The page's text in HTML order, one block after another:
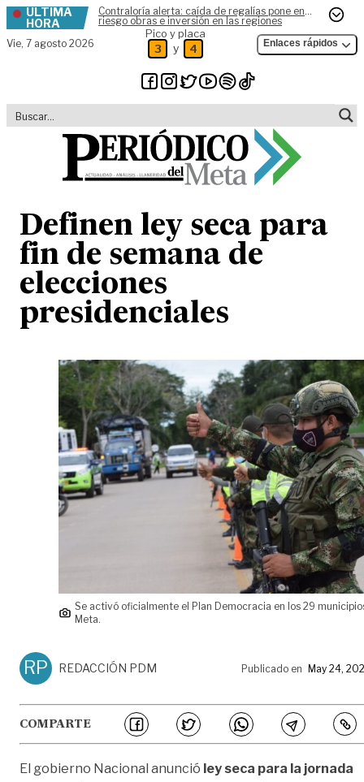
Skip to content
ÚLTIMA
HORA
Contraloría alerta: caída de regalías pone en
riesgo obras e inversión en las regiones
Vie, 7 agosto 2026
Pico y placa
3 y 4 Enlaces rápidos
Definen ley seca para
fin de semana de
elecciones
presidenciales
Se activó oficialmente el Plan Democracia en los 29
Meta.
RP REDACCIÓN PDM Publicado en May 24,
COMPARTE
El gobierno Nacional anunció ley seca para la jornada